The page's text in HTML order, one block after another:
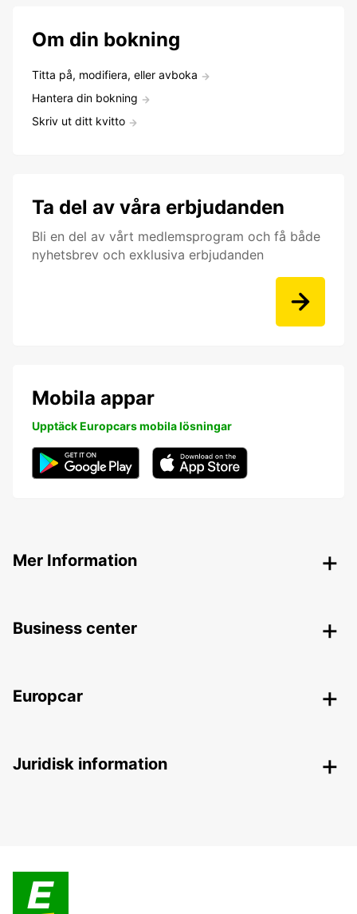
Om din bokning
Titta på, modifiera, eller avboka
Hantera din bokning
Skriv ut ditt kvitto
Ta del av våra erbjudanden
Bli en del av vårt medlemsprogram och få både
nyhetsbrev och exklusiva erbjudanden
Mobila appar
Upptäck Europcars mobila lösningar
Mer Information
Business center
Europcar
Juridisk information